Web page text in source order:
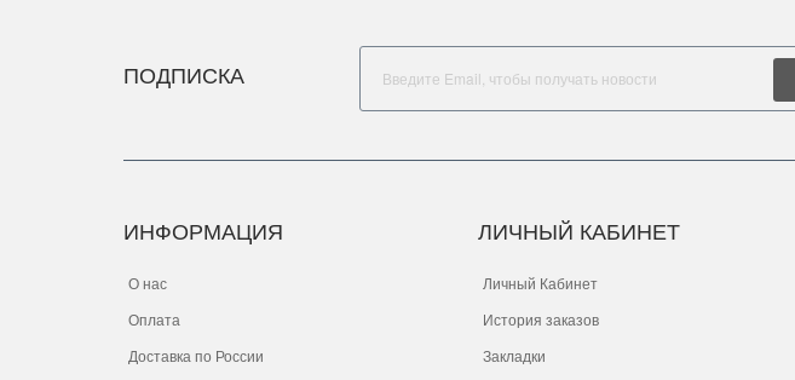
ПОДПИСКА
ИНФОРМАЦИЯ
О нас
Оплата
Доставка по России
ЛИЧНЫЙ КАБИНЕТ
Личный Кабинет
История заказов
Закладки